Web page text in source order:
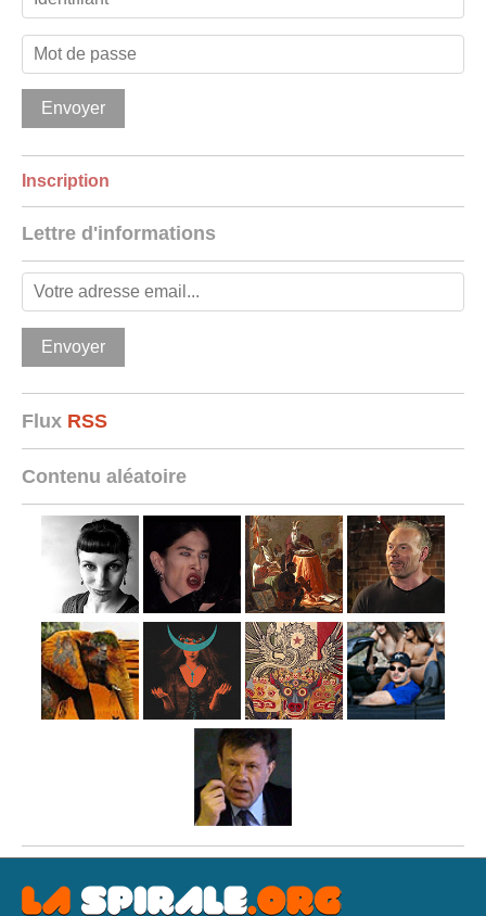
Inscription
Lettre d'informations
Flux RSS
Contenu aléatoire